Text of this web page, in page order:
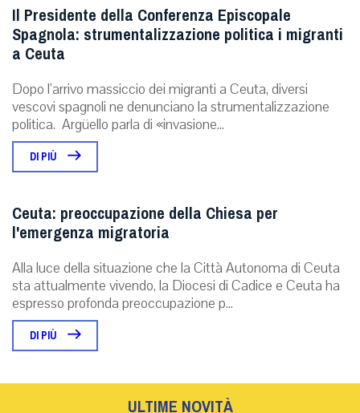
Il Presidente della Conferenza Episcopale
Spagnola: strumentalizzazione politica i migranti
a Ceuta
Dopo l’arrivo massiccio dei migranti a Ceuta, diversi
vescovi spagnoli ne denunciano la strumentalizzazione
politica. Argüello parla di «invasione...
DI PIÙ
Ceuta: preoccupazione della Chiesa per
l'emergenza migratoria
Alla luce della situazione che la Città Autonoma di Ceuta
sta attualmente vivendo, la Diocesi di Cadice e Ceuta ha
espresso profonda preoccupazione p...
DI PIÙ